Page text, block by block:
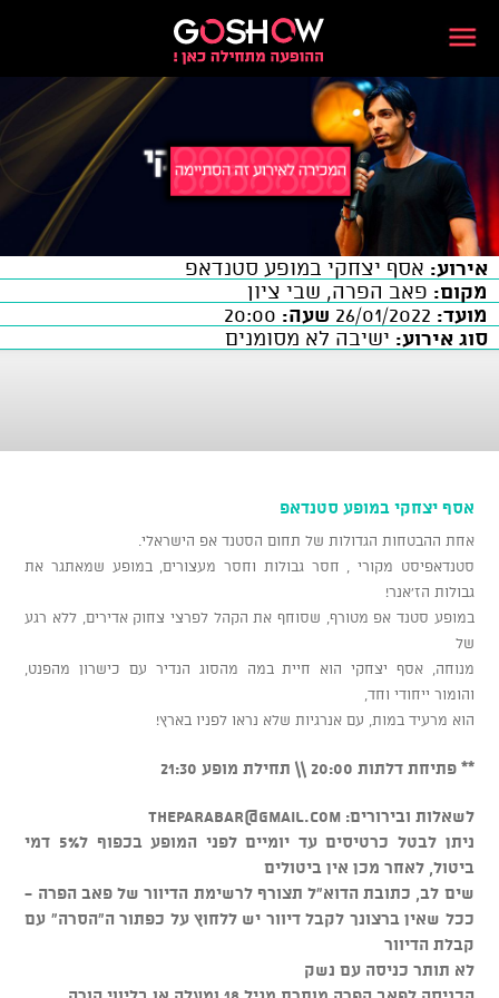
אירוע: אסף יצחקי במופע סטנדאפ
מקום: פאב הפרה, שבי ציון
מועד:
שעה:
סוג אירוע: ישיבה לא מסומנים
אסף יצחקי במופע סטנדאפ
אחת ההבטחות הגדולות של תחום הסטנד אפ הישראלי.
סטנדאפיסט מקורי , חסר גבולות וחסר מעצורים, במופע שמאתגר את
גבולות הז'אנר!
במופע סטנד אפ מטורף, שסוחף את הקהל לפרצי צחוק אדירים, ללא רגע
של
מנוחה, אסף יצחקי הוא חיית במה מהסוג הנדיר עם כישרון מהפנט,
והומור ייחודי וחד,
הוא מרעיד במות, עם אנרגיות שלא נראו לפניו בארץ!
** פתיחת דלתות 20:00 \\ תחילת מופע 21:30
לשאלות ובירורים:theparabar@gmail.com
ניתן לבטל כרטיסים עד יומיים לפני המופע בכפוף ל5% דמי
ביטול, לאחר מכן אין ביטולים
שים לב, כתובת הדוא"ל תצורף לרשימת הדיוור של פאב הפרה -
ככל שאין ברצונך לקבל דיוור יש ללחוץ על כפתור ה"הסרה" עם
קבלת הדיוור
לא תותר כניסה עם נשק